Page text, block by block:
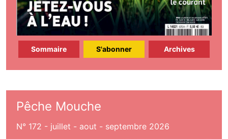
Sommaire S'abonner Archives
Pêche Mouche
N° 172 - juillet - aout - septembre 2026